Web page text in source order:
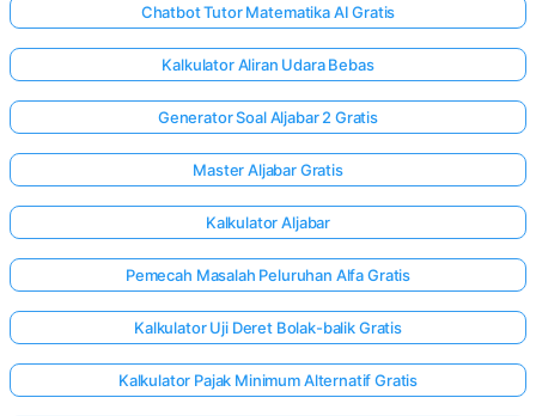
Chatbot Tutor Matematika AI Gratis
Kalkulator Aliran Udara Bebas
Generator Soal Aljabar 2 Gratis
Master Aljabar Gratis
Kalkulator Aljabar
Pemecah Masalah Peluruhan Alfa Gratis
Kalkulator Uji Deret Bolak-balik Gratis
Kalkulator Pajak Minimum Alternatif Gratis